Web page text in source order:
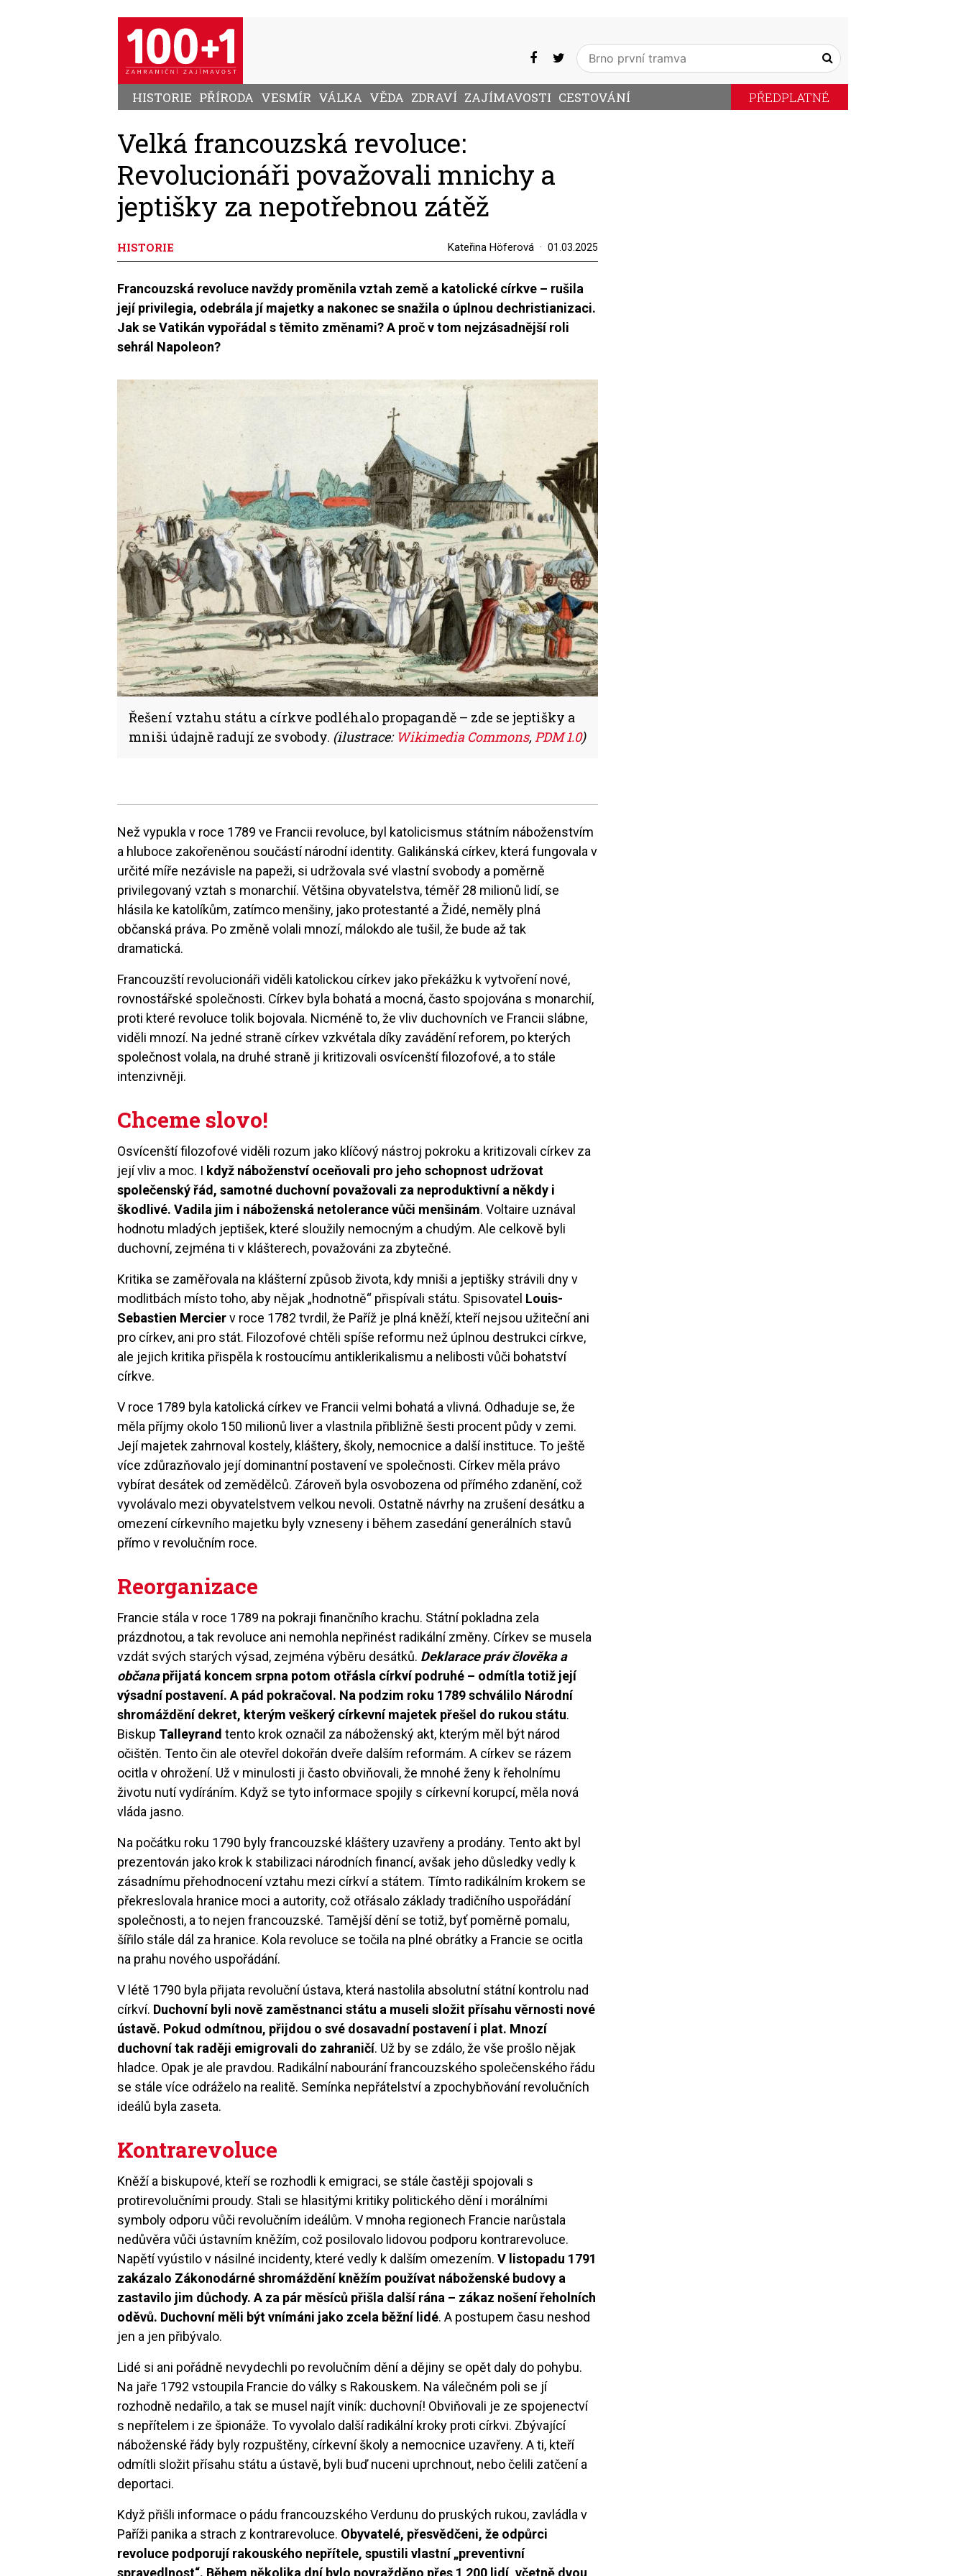
HISTORIE PŘÍRODA VESMÍR VÁLKA VĚDA ZDRAVÍ ZAJÍMAVOSTI CESTOVÁNÍ PŘEDPLATNÉ
Velká francouzská revoluce:
Revolucionáři považovali mnichy a
jeptišky za nepotřebnou zátěž
HISTORIE Kateřina Höferová 01.03.2025
Francouzská revoluce navždy proměnila vztah země a katolické církve – rušila
její privilegia, odebrála jí majetky a nakonec se snažila o úplnou dechristianizaci.
Jak se Vatikán vypořádal s těmito změnami? A proč v tom nejzásadnější roli
sehrál Napoleon?
Řešení vztahu státu a církve podléhalo propagandě – zde se jeptišky a
mniši údajně radují ze svobody. (ilustrace: Wikimedia Commons,PDM 1.0)
Než vypukla v roce 1789 ve Francii revoluce, byl katolicismus státním náboženstvím
a hluboce zakořeněnou součástí národní identity. Galikánská církev, která fungovala v
určité míře nezávisle na papeži, si udržovala své vlastní svobody a poměrně
privilegovaný vztah s monarchií. Většina obyvatelstva, téměř 28 milionů lidí, se
hlásila ke katolíkům, zatímco menšiny, jako protestanté a Židé, neměly plná
občanská práva. Po změně volali mnozí, málokdo ale tušil, že bude až tak
dramatická.
Francouzští revolucionáři viděli katolickou církev jako překážku k vytvoření nové,
rovnostářské společnosti. Církev byla bohatá a mocná, často spojována s monarchií,
proti které revoluce tolik bojovala. Nicméně to, že vliv duchovních ve Francii slábne,
viděli mnozí. Na jedné straně církev vzkvétala díky zavádění reforem, po kterých
společnost volala, na druhé straně ji kritizovali osvícenští filozofové, a to stále
intenzivněji.
Chceme slovo!
Osvícenští filozofové viděli rozum jako klíčový nástroj pokroku a kritizovali církev za
její vliv a moc. I když náboženství oceňovali pro jeho schopnost udržovat
společenský řád, samotné duchovní považovali za neproduktivní a někdy i
škodlivé. Vadila jim i náboženská netolerance vůči menšinám. Voltaire uznával
hodnotu mladých jeptišek, které sloužily nemocným a chudým. Ale celkově byli
duchovní, zejména ti v klášterech, považováni za zbytečné.
Kritika se zaměřovala na klášterní způsob života, kdy mniši a jeptišky strávili dny v
modlitbách místo toho, aby nějak „hodnotně“ přispívali státu. Spisovatel Louis-
Sebastien Mercierv roce 1782 tvrdil, že Paříž je plná kněží, kteří nejsou užiteční ani
pro církev, ani pro stát. Filozofové chtěli spíše reformu než úplnou destrukci církve,
ale jejich kritika přispěla k rostoucímu antiklerikalismu a nelibosti vůči bohatství
církve.
V roce 1789 byla katolická církev ve Francii velmi bohatá a vlivná. Odhaduje se, že
měla příjmy okolo 150 milionů liver a vlastnila přibližně šesti procent půdy v zemi.
Její majetek zahrnoval kostely, kláštery, školy, nemocnice a další instituce. To ještě
více zdůrazňovalo její dominantní postavení ve společnosti. Církev měla právo
vybírat desátek od zemědělců. Zároveň byla osvobozena od přímého zdanění, což
vyvolávalo mezi obyvatelstvem velkou nevoli. Ostatně návrhy na zrušení desátku a
omezení církevního majetku byly vzneseny i během zasedání generálních stavů
přímo v revolučním roce.
Reorganizace
Francie stála v roce 1789 na pokraji finančního krachu. Státní pokladna zela
prázdnotou, a tak revoluce ani nemohla nepřinést radikální změny. Církev se musela
vzdát svých starých výsad, zejména výběru desátků. Deklarace práv člověka a
občanapřijatá koncem srpna potom otřásla církví podruhé – odmítla totiž její
výsadní postavení. A pád pokračoval. Na podzim roku 1789 schválilo Národní
shromáždění dekret, kterým veškerý církevní majetek přešel do rukou státu.
Biskup Talleyrand tento krok označil za náboženský akt, kterým měl být národ
očištěn. Tento čin ale otevřel dokořán dveře dalším reformám. A církev se rázem
ocitla v ohrožení. Už v minulosti ji často obviňovali, že mnohé ženy k řeholnímu
životu nutí vydíráním. Když se tyto informace spojily s církevní korupcí, měla nová
vláda jasno.
Na počátku roku 1790 byly francouzské kláštery uzavřeny a prodány. Tento akt byl
prezentován jako krok k stabilizaci národních financí, avšak jeho důsledky vedly k
zásadnímu přehodnocení vztahu mezi církví a státem. Tímto radikálním krokem se
překreslovala hranice moci a autority, což otřásalo základy tradičního uspořádání
společnosti, a to nejen francouzské. Tamější dění se totiž, byť poměrně pomalu,
šířilo stále dál za hranice. Kola revoluce se točila na plné obrátky a Francie se ocitla
na prahu nového uspořádání.
V létě 1790 byla přijata revoluční ústava, která nastolila absolutní státní kontrolu nad
církví. Duchovní byli nově zaměstnanci státu a museli složit přísahu věrnosti nové
ústavě. Pokud odmítnou, přijdou o své dosavadní postavení i plat. Mnozí
duchovní tak raději emigrovali do zahraničí. Už by se zdálo, že vše prošlo nějak
hladce. Opak je ale pravdou. Radikální nabourání francouzského společenského řádu
se stále více odráželo na realitě. Semínka nepřátelství a zpochybňování revolučních
ideálů byla zaseta.
Kontrarevoluce
Kněží a biskupové, kteří se rozhodli k emigraci, se stále častěji spojovali s
protirevolučními proudy. Stali se hlasitými kritiky politického dění i morálními
symboly odporu vůči revolučním ideálům. V mnoha regionech Francie narůstala
nedůvěra vůči ústavním kněžím, což posilovalo lidovou podporu kontrarevoluce.
Napětí vyústilo v násilné incidenty, které vedly k dalším omezením.V listopadu 1791
zakázalo Zákonodárné shromáždění kněžím používat náboženské budovy a
zastavilo jim důchody. A za pár měsíců přišla další rána – zákaz nošení řeholních
oděvů. Duchovní měli být vnímáni jako zcela běžní lidé. A postupem času neshod
jen a jen přibývalo.
Lidé si ani pořádně nevydechli po revolučním dění a dějiny se opět daly do pohybu.
Na jaře 1792 vstoupila Francie do války s Rakouskem. Na válečném poli se jí
rozhodně nedařilo, a tak se musel najít viník: duchovní! Obviňovali je ze spojenectví
s nepřítelem i ze špionáže. To vyvolalo další radikální kroky proti církvi. Zbývající
náboženské řády byly rozpuštěny, církevní školy a nemocnice uzavřeny. A ti, kteří
odmítli složit přísahu státu a ústavě, byli buď nuceni uprchnout, nebo čelili zatčení a
deportaci.
Když přišli informace o pádu francouzského Verdunu do pruských rukou, zavládla v
Paříži panika a strach z kontrarevoluce. Obyvatelé, přesvědčeni, že odpůrci
revoluce podporují rakouského nepřítele, spustili vlastní „preventivní
spravedlnost“. Během několika dní bylo povražděno přes 1 200 lidí, včetně dvou